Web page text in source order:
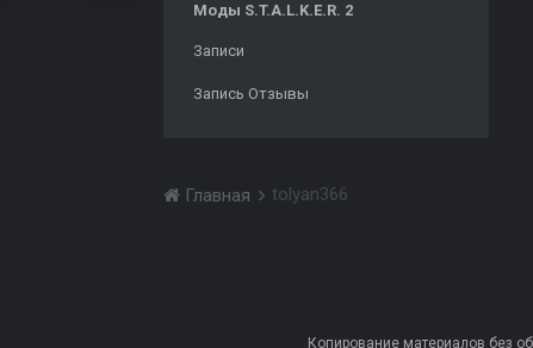
Моды S.T.A.L.K.E.R. 2
Записи
Запись Отзывы
Главная tolyan366
Копирование материалов без